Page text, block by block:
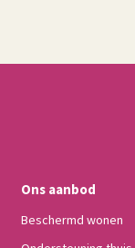
Ons aanbod
Beschermd wonen